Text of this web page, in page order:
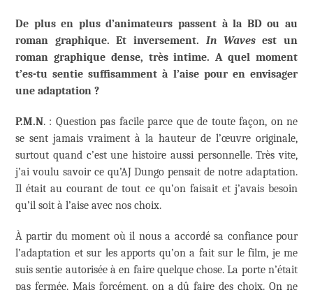
De plus en plus d’animateurs passent à la BD ou au
roman graphique. Et inversement. In Wavesest un
roman graphique dense, très intime. A quel moment
t’es-tu sentie suffisamment à l’aise pour en envisager
une adaptation ?
P.M.N. : Question pas facile parce que de toute façon, on ne
se sent jamais vraiment à la hauteur de l’œuvre originale,
surtout quand c’est une histoire aussi personnelle. Très vite,
j’ai voulu savoir ce qu’AJ Dungo pensait de notre adaptation.
Il était au courant de tout ce qu’on faisait et j’avais besoin
qu’il soit à l’aise avec nos choix.
À partir du moment où il nous a accordé sa confiance pour
l’adaptation et sur les apports qu’on a fait sur le film, je me
suis sentie autorisée à en faire quelque chose. La porte n’était
pas fermée. Mais forcément, on a dû faire des choix. On ne